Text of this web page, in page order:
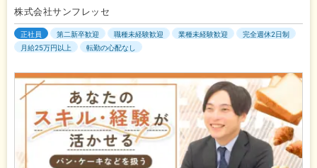
株式会社サンフレッセ
正社員 第二新卒歓迎 職種未経験歓迎 業種未経験歓迎
完全週休2日制
月給25万円以上
転勤の心配なし